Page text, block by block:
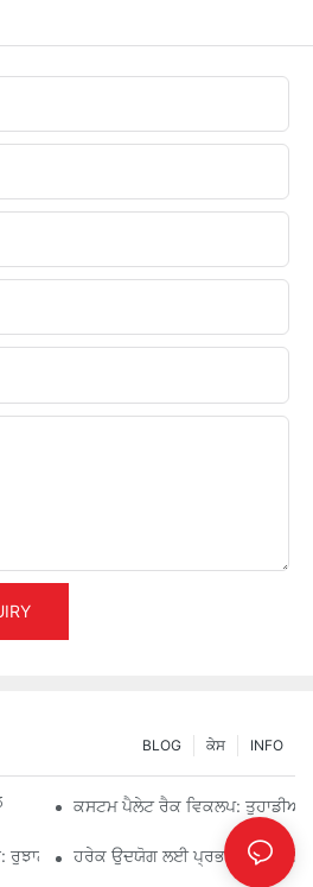
INFO
ਕੇਸ
BLOG
ਪ੍ਰਮੁੱਖ ਉਦਯੋਗਿਕ ਰੈਕਿੰਗ ਹੱਲ
ਕਸਟਮ ਪੈਲੇਟ ਰੈਕ ਵਿਕਲਪ: ਤੁਹਾਡੀਆਂ
ਰੁਝਾਨ ਅਤੇ ਨਵੀਨਤਾਵਾਂ
ਹਰੇਕ ਉਦਯੋਗ ਲਈ ਪ੍ਰਭਾਵਸ਼ਾਲੀ